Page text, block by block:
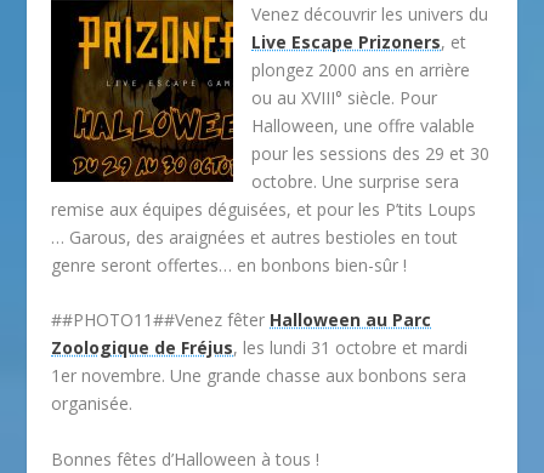
Venez découvrir les univers du
Live Escape Prizoners, et
plongez 2000 ans en arrière
ou au XVIII° siècle. Pour
Halloween, une offre valable
pour les sessions des 29 et 30
octobre. Une surprise sera
remise aux équipes déguisées, et pour les P’tits Loups
… Garous, des araignées et autres bestioles en tout
genre seront offertes… en bonbons bien-sûr !
##PHOTO11##Venez fêter Halloween au Parc
Zoologique de Fréjus, les lundi 31 octobre et mardi
1er novembre. Une grande chasse aux bonbons sera
organisée.
Bonnes fêtes d’Halloween à tous !